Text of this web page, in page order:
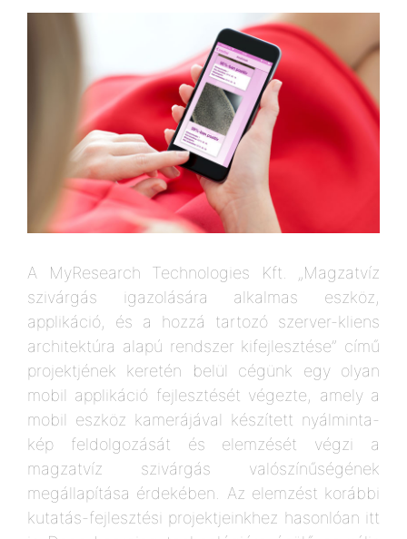
A MyResearch Technologies Kft. „Magzatvíz
szivárgás igazolására alkalmas eszköz,
applikáció, és a hozzá tartozó szerver-kliens
architektúra alapú rendszer kifejlesztése” című
projektjének keretén belül cégünk egy olyan
mobil applikáció fejlesztését végezte, amely a
mobil eszköz kamerájával készített nyálminta-
kép feldolgozását és elemzését végzi a
magzatvíz szivárgás valószínűségének
megállapítása érdekében. Az elemzést korábbi
kutatás-fejlesztési projektjeinkhez hasonlóan itt